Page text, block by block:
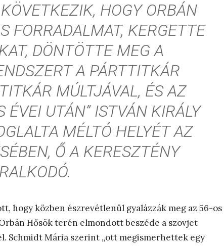
HOGY ORBÁN
FORRADALMAT, KERGETTE
DÖNTÖTTE MEG A
A PÁRTTITKÁR
MÚLTJÁVAL, ÉS AZ
ÉVEI UTÁN” ISTVÁN KIRÁLY
MÉLTÓ HELYÉT AZ
Ő A KERESZTÉNY
hogy közben észrevétlenül gyalázzák meg az 56-os
Hősök terén elmondott beszéde a szovjet
Schmidt Mária szerint „ott megismerhettek egy